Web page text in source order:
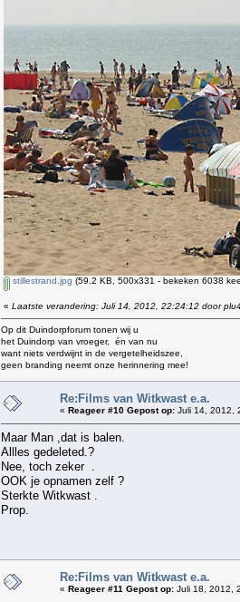
stillestrand.jpg (59.2 KB, 500x331 - bekeken 6038
« Laatste verandering: Juli 14, 2012, 22:24:12 door
Op dit Duindorpforum tonen wij u
het Duindorp van vroeger, én van nu
want niets verdwijnt in de vergetelheidszee,
geen branding neemt onze herinnering mee!
Re:Films van Witkwast e.a.
« Reageer #10 Gepost op: Juli 14, 2012,
Maar Man ,dat is balen.
Allles gedeleted.?
Nee, toch zeker .
OOK je opnamen zelf ?
Sterkte Witkwast .
Prop.
Re:Films van Witkwast e.a.
« Reageer #11 Gepost op: Juli 18, 2012,